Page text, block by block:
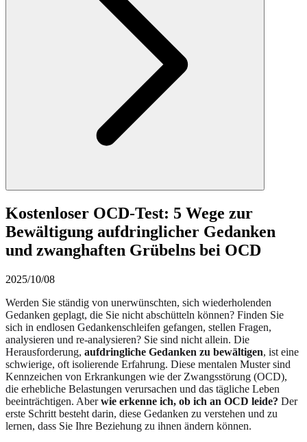
Kostenloser OCD-Test: 5 Wege zur
Bewältigung aufdringlicher Gedanken
und zwanghaften Grübelns bei OCD
2025/10/08
Werden Sie ständig von unerwünschten, sich wiederholenden
Gedanken geplagt, die Sie nicht abschütteln können? Finden Sie
sich in endlosen Gedankenschleifen gefangen, stellen Fragen,
analysieren und re-analysieren? Sie sind nicht allein. Die
Herausforderung, aufdringliche Gedanken zu bewältigen, ist eine
schwierige, oft isolierende Erfahrung. Diese mentalen Muster sind
Kennzeichen von Erkrankungen wie der Zwangsstörung (OCD),
die erhebliche Belastungen verursachen und das tägliche Leben
beeinträchtigen. Aberwie erkenne ich, ob ich an OCD leide? Der
erste Schritt besteht darin, diese Gedanken zu verstehen und zu
lernen, dass Sie Ihre Beziehung zu ihnen ändern können.